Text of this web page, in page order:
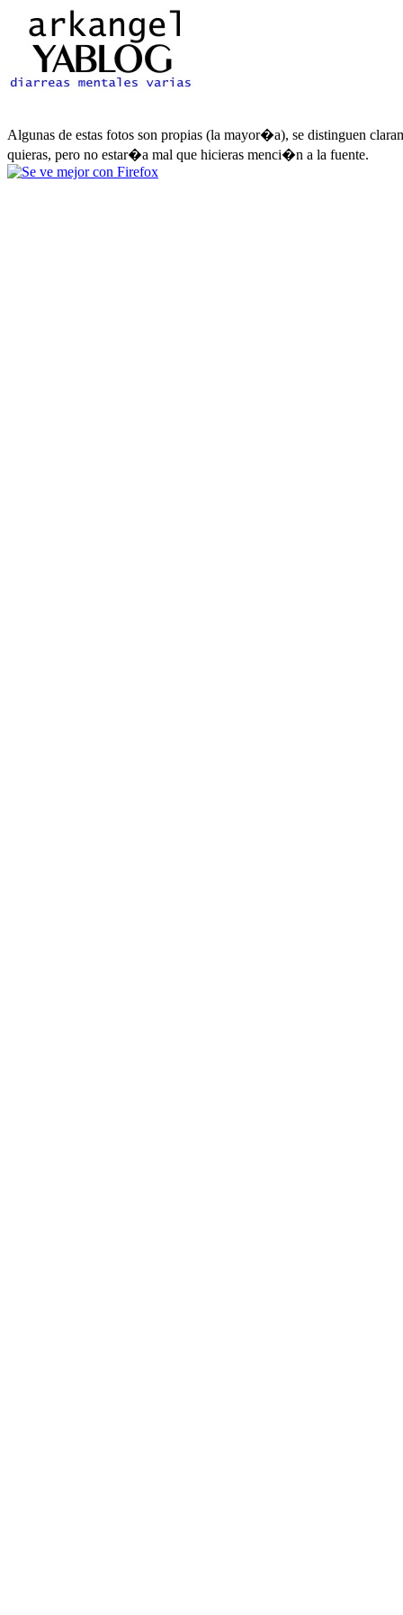
Algunas de estas fotos son propias (la mayor�a), se distinguen
quieras, pero no estar�a mal que hicieras menci�n a la fuente.